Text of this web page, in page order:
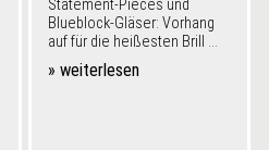
Statement-Pieces und
Blueblock-Gläser: Vorhang
auf für die heißesten Brill ...
» weiterlesen